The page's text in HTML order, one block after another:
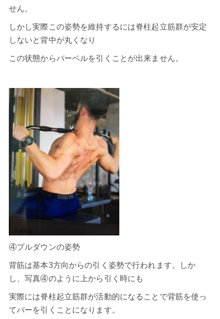
せん。
しかし実際この姿勢を維持するには脊柱起立筋群が安定
しないと背中が丸くなり
この状態からバーベルを引くことが出来ません。
④プルダウンの姿勢
背筋は基本3方向からの引く姿勢で行われます。しか
し、写真④のように上から引く時にも
実際には脊柱起立筋群が活動的になることで背筋を使っ
てバーを引くことになります。